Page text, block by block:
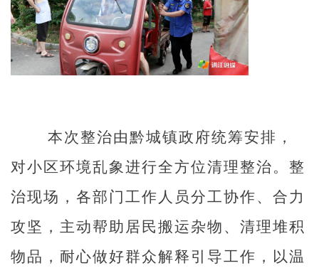
本次整治由黔城镇政府统筹安排，
对小区环境乱象进行全方位清理整治。整
治现场，各部门工作人员分工协作、合力
攻坚，主动帮助居民搬运杂物、清理堆积
物品，耐心做好群众解释引导工作，以温